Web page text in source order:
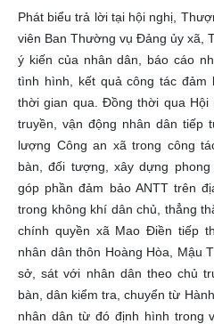
Phát biểu trả lời tại hội nghị,
viên Ban Thường vụ Đảng ủy xã,
ý kiến của nhân dân, báo cáo
tình hình, kết quả công tác đảm
thời gian qua. Đồng thời qua Hội
truyền, vận động nhân dân tiếp
lượng Công an xã trong công
bàn, đối tượng, xây dựng
góp phần đảm bảo ANTT trên
trong không khí dân chủ, thẳng
chính quyền xã Mao Điền tiếp
nhân dân thôn Hoàng Hòa, Mậu
sở, sát với nhân dân theo chủ
bàn, dân kiểm tra, chuyển từ
nhân dân từ đó định hình trong